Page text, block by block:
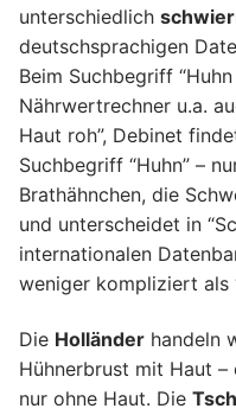
unterschiedlich
deutschsprachigen
Beim Suchbegriff
Nährwertrechner u.a.
Haut roh”, Debinet
Suchbegriff “Huhn” –
Brathähnchen, die
und unterscheidet in
internationalen
weniger kompliziert als
Die Holländer handeln
Hühnerbrust mit Haut
nur ohne Haut. Die